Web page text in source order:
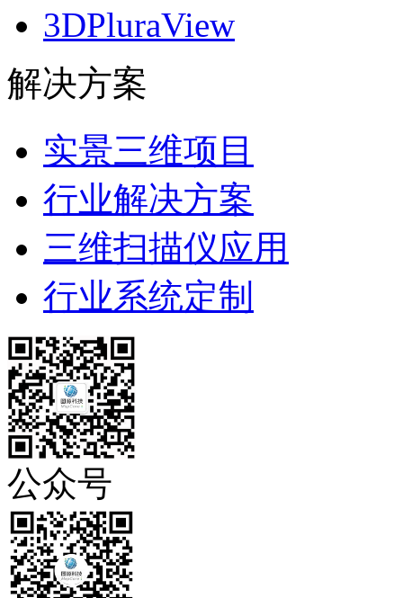
3DPluraView
解决方案
实景三维项目
行业解决方案
三维扫描仪应用
行业系统定制
公众号